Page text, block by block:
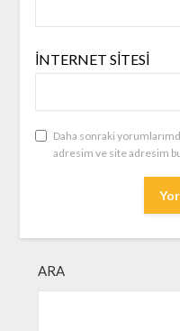
İNTERNET SITESI
Daha sonraki
adresim ve site adresim
ARA